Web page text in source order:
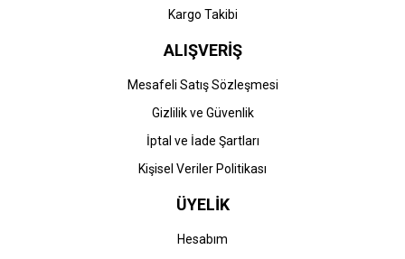
Kargo Takibi
ALIŞVERİŞ
Mesafeli Satış Sözleşmesi
Gizlilik ve Güvenlik
İptal ve İade Şartları
Kişisel Veriler Politikası
ÜYELİK
Hesabım